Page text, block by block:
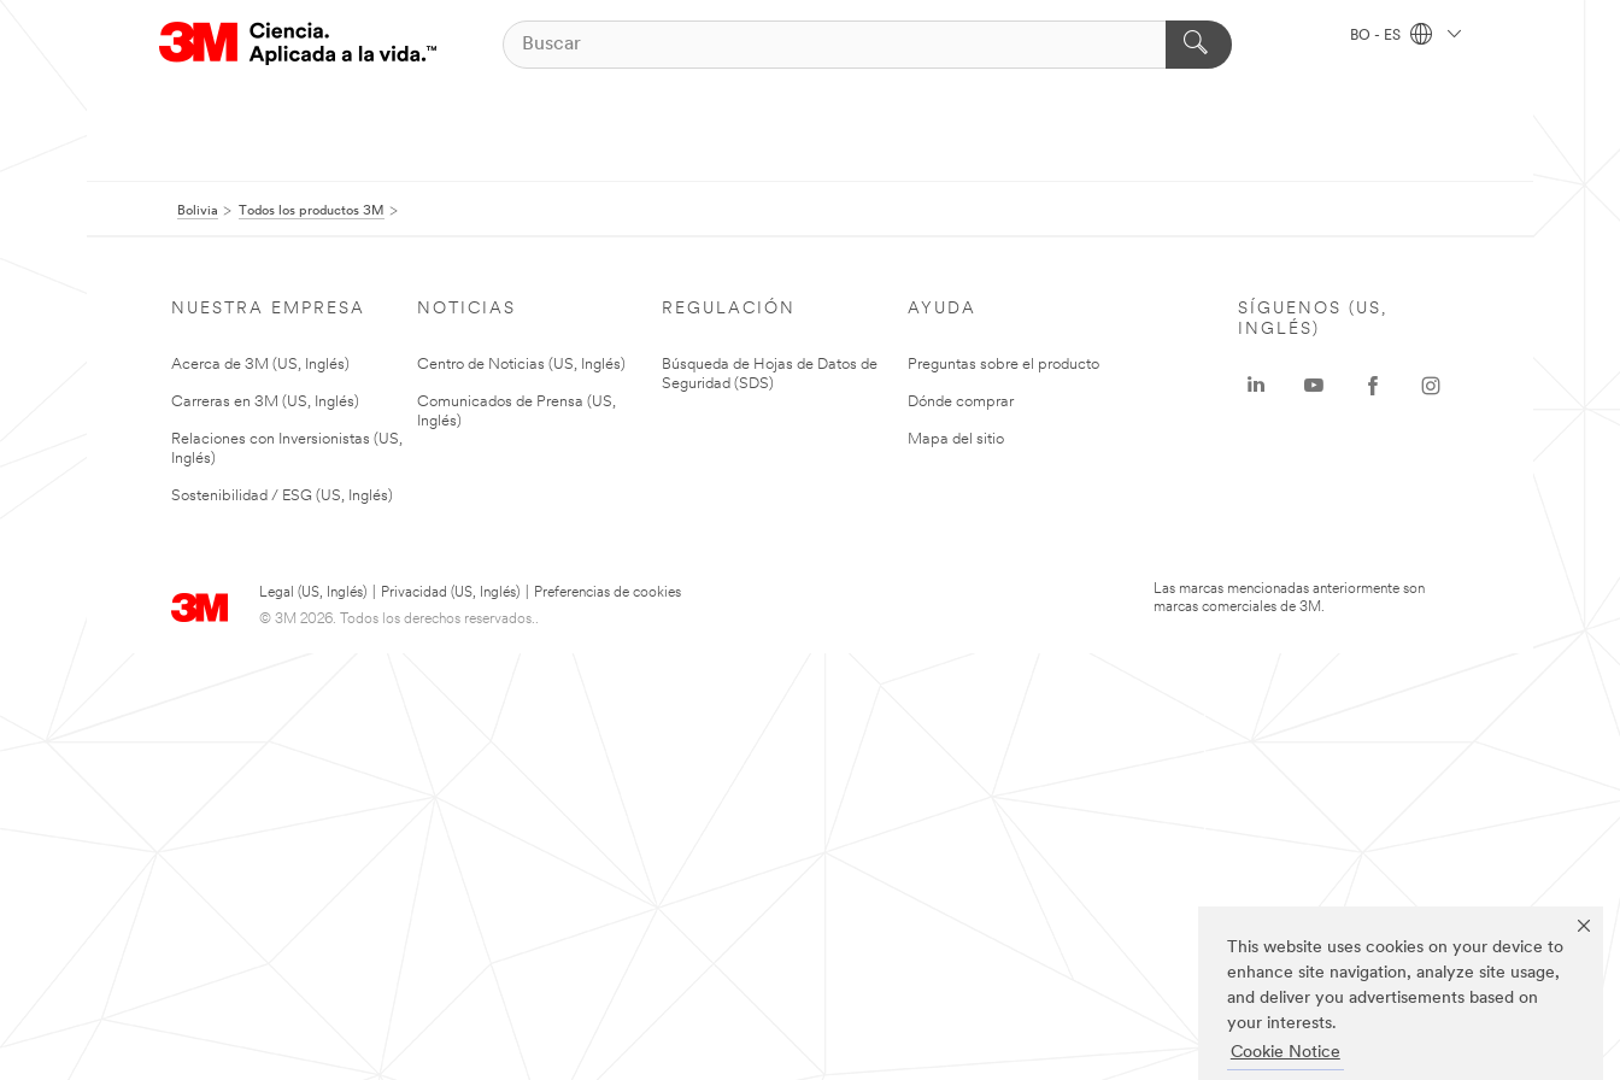
This website uses cookies on your device to
enhance site navigation, analyze site usage,
and deliver you advertisements based on
your interests.
Cookie Notice
BO - ES
Bolivia Todos los productos 3M
NUESTRA EMPRESA
Acerca de 3M (US, Inglés)
Carreras en 3M (US, Inglés)
Relaciones con Inversionistas (US,
Inglés)
Sostenibilidad / ESG (US, Inglés)
NOTICIAS
Centro de Noticias (US, Inglés)
Comunicados de Prensa (US,
Inglés)
REGULACIÓN
Búsqueda de Hojas de Datos de
Seguridad (SDS)
AYUDA
Preguntas sobre el producto
Dónde comprar
Mapa del sitio
Legal (US, Inglés) Privacidad (US, Inglés)
Preferencias de cookies
© 3M 2026. Todos los derechos reservados..
SÍGUENOS (US,
INGLÉS)
Las marcas mencionadas anteriormente son
marcas comerciales de 3M.